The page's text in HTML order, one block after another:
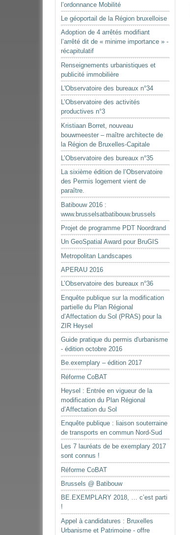
l’ordonnance Mobilité
Le géoportail de la Région bruxelloise
Adoption de 4 arrêtés modifiant
l’arrêté dit de « minime importance » -
récapitulatif
Renseignements urbanistiques et
publicité immobilière
L'Observatoire des bureaux n°34
L’Observatoire des activités
productives n°3
Kristiaan Borret, nouveau
bouwmeester – maître architecte de
la Région de Bruxelles-Capitale
L’Observatoire des bureaux n°35
La sixième édition de l’Observatoire
des Permis logement vient de
paraître.
Batibouw 2016 :
www.brusselsatbatibouw.brussels
Projet de programme PDT Noordrand
Un GeoSpatial Award pour BruGIS
Metropolitan Landscapes
APERAU 2016
L’Observatoire des bureaux n°36
Enquête publique sur la modification
partielle du Plan Régional
d’Affectation du Sol (PRAS) pour la
ZIR Heysel
Guide pratique du permis d'urbanisme
- édition octobre 2016
Be.exemplary – édition 2017
Réforme CoBAT
Heysel : Entrée en vigueur de la
modification du Plan Régional
d’Affectation du Sol
Enquête publique : liaison souterraine
de transports en commun Nord-Sud
Les 7 lauréats de be exemplary 2017
sont connus !
Réforme CoBAT
Brussels @ Batibouw
BE.EXEMPLARY 2018, … c’est parti
!
Appel à candidatures : Bruxelles
Urbanisme et Patrimoine - offre